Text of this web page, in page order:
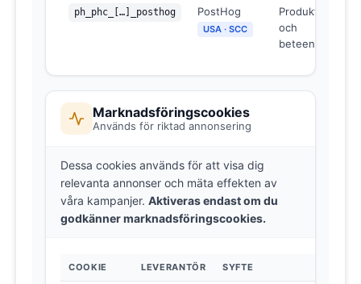
ph_phc_[…]_posthog PostHog
USA · SCC
Produktanalys
och
Marknadsföringscookies
Används för riktad annonsering
Dessa cookies används för att visa dig
relevanta annonser och mäta effekten av
våra kampanjer. Aktiveras endast om du
godkänner marknadsföringscookies.
COOKIE LEVERANTÖR SYFTE